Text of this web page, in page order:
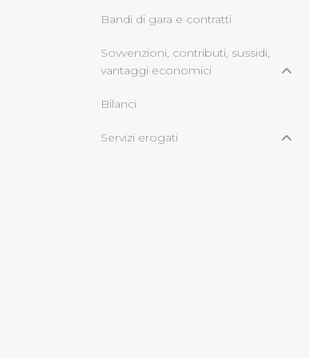
eccezione dei
dunque la
Bandi di gara e contratti
Sovvenzioni, contributi, sussidi,
vantaggi economici
Bilanci
Servizi erogati